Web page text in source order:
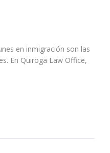
en inmigración son las
En Quiroga Law Office,